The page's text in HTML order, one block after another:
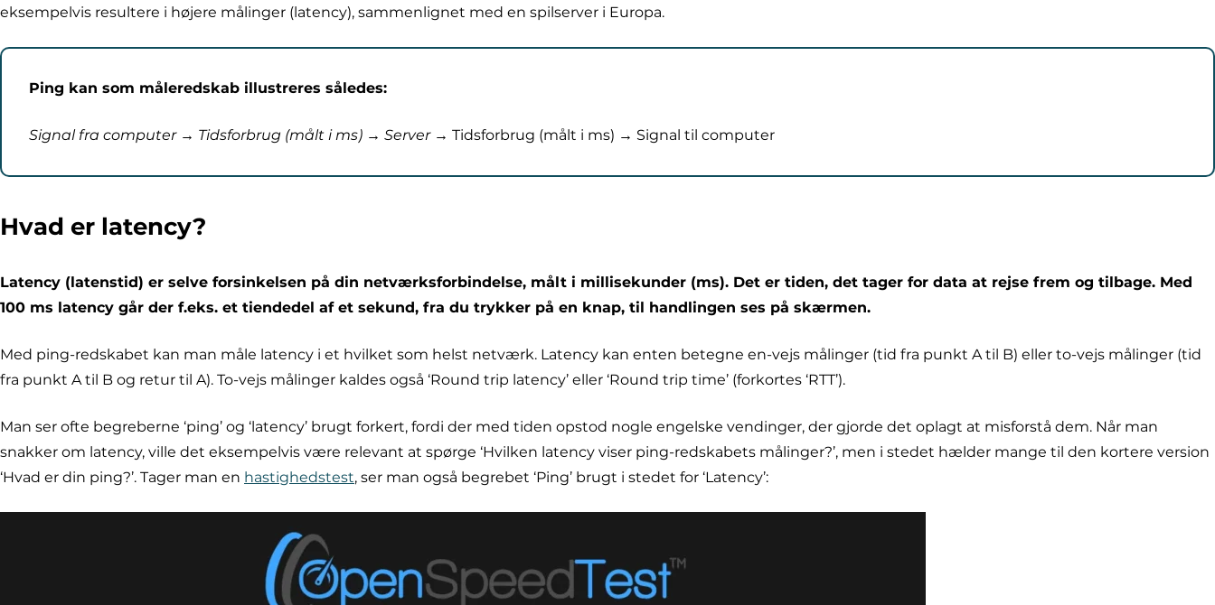
eksempelvis resultere i højere målinger (latency), sammenlignet med en spilserver i Europa.
Ping kan som måleredskab illustreres således:
Signal fra computer → Tidsforbrug (målt i ms) → Server → Tidsforbrug (målt i ms) → Signal til computer
Hvad er latency?
Latency (latenstid) er selve forsinkelsen på din netværksforbindelse, målt i millisekunder (ms). Det er tiden, det tager for data at rejse frem og tilbage. Med
100 ms latency går der f.eks. et tiendedel af et sekund, fra du trykker på en knap, til handlingen ses på skærmen.
Med ping-redskabet kan man måle latency i et hvilket som helst netværk. Latency kan enten betegne en-vejs målinger (tid fra punkt A til B) eller to-vejs målinger (tid
fra punkt A til B og retur til A). To-vejs målinger kaldes også ‘Round trip latency’ eller ‘Round trip time’ (forkortes ‘RTT’).
Man ser ofte begreberne ‘ping’ og ‘latency’ brugt forkert, fordi der med tiden opstod nogle engelske vendinger, der gjorde det oplagt at misforstå dem. Når man
snakker om latency, ville det eksempelvis være relevant at spørge ‘Hvilken latency viser ping-redskabets målinger?’, men i stedet hælder mange til den kortere version
‘Hvad er din ping?’. Tager man en hastighedstest, ser man også begrebet ‘Ping’ brugt i stedet for ‘Latency’: